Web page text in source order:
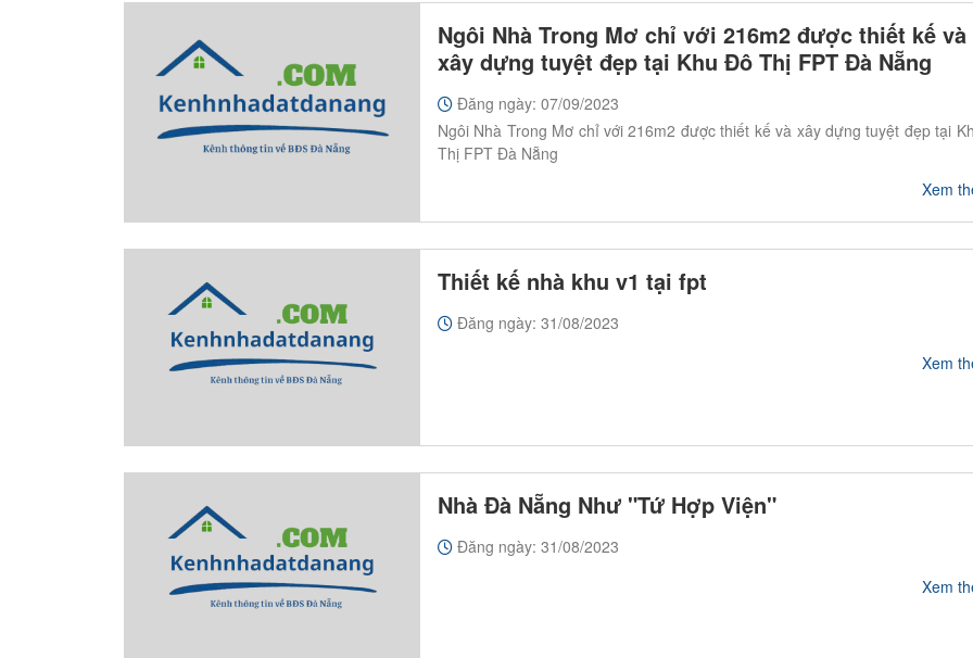
Ngôi Nhà Trong Mơ chỉ với 216m2 được thiết kế và
xây dựng tuyệt đẹp tại Khu Đô Thị FPT Đà Nẵng
Đăng ngày: 07/09/2023
Ngôi Nhà Trong Mơ chỉ với 216m2 được thiết kế và xây dựng tuyệt đẹp tại
Thị FPT Đà Nẵng
Xem
Thiết kế nhà khu v1 tại fpt
Đăng ngày: 31/08/2023
Xem
Nhà Đà Nẵng Như "Tứ Hợp Viện"
Đăng ngày: 31/08/2023
Xem